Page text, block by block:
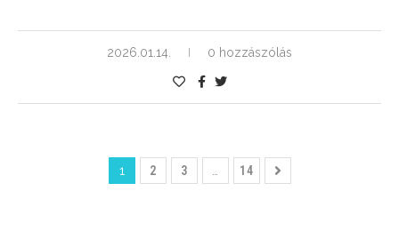
2026.01.14. 0 hozzászólás
1 2 3 … 14